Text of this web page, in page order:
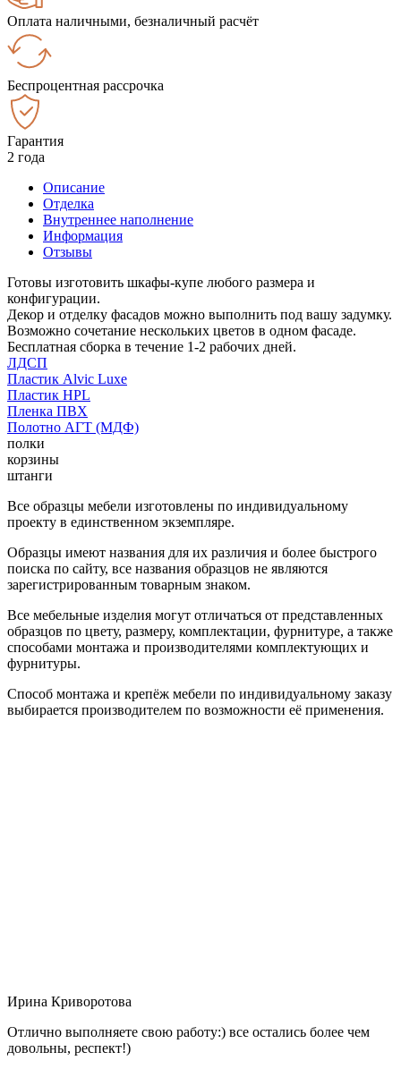
Оплата наличными, безналичный расчёт
Беспроцентная рассрочка
Гарантия
2 года
Описание
Отделка
Внутреннее наполнение
Информация
Отзывы
Готовы изготовить шкафы-купе любого размера и
конфигурации.
Декор и отделку фасадов можно выполнить под вашу задумку.
Возможно сочетание нескольких цветов в одном фасаде.
Бесплатная сборка в течение 1-2 рабочих дней.
ЛДСП
Пластик Alvic Luxe
Пластик HPL
Пленка ПВХ
Полотно АГТ (МДФ)
полки
корзины
штанги
Все образцы мебели изготовлены по индивидуальному
проекту в единственном экземпляре.
Образцы имеют названия для их различия и более быстрого
поиска по сайту, все названия образцов не являются
зарегистрированным товарным знаком.
Все мебельные изделия могут отличаться от представленных
образцов по цвету, размеру, комплектации, фурнитуре, а также
способами монтажа и производителями комплектующих и
фурнитуры.
Способ монтажа и крепёж мебели по индивидуальному заказу
выбирается производителем по возможности её применения.
Ирина Криворотова
Отлично выполняете свою работу:) все остались более чем
довольны, респект!)